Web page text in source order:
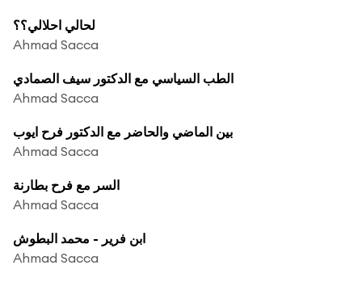
لحالي احلالي؟؟
Ahmad Sacca
الطب السياسي مع الدكتور سيف الصمادي
Ahmad Sacca
بين الماضي والحاضر مع الدكتور فرح ايوب
Ahmad Sacca
السر مع فرح بطارنة
Ahmad Sacca
ابن فرير - محمد البطوش
Ahmad Sacca